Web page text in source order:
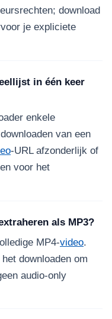
download
je expliciete
in één keer
enkele
van een
-URL afzonderlijk of
voor het
als MP3?
MP4-video.
downloaden om
audio-only